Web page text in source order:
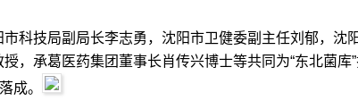
技局副局长李志勇，沈阳市卫健委副主任刘郁，沈
，承葛医药集团董事长肖传兴博士等共同为“东北菌库
成。